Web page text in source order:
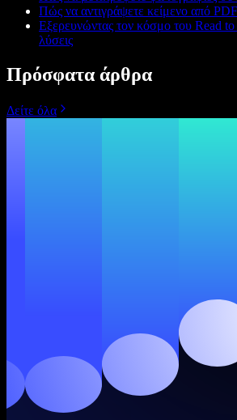
Πώς να αντιγράψετε κείμενο από PDF
Εξερευνώντας τον κόσμο του Read to
λύσεις
Πρόσφατα άρθρα
Δείτε όλα